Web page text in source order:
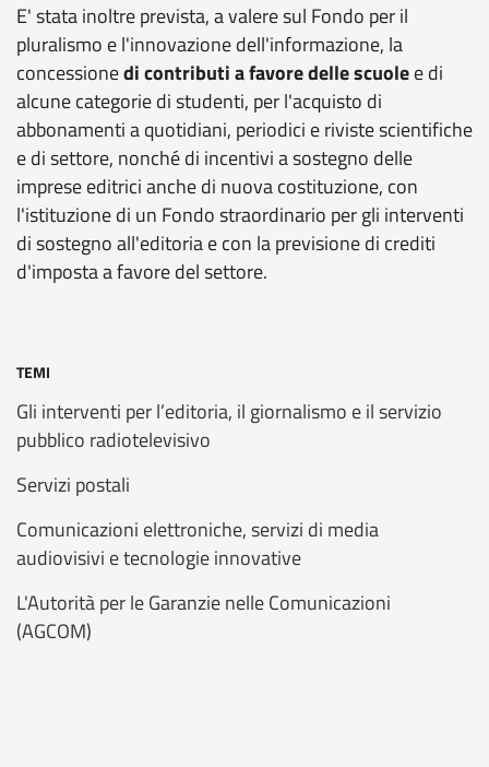
E' stata inoltre prevista, a valere sul Fondo per il
pluralismo e l'innovazione dell'informazione, la
concessionedi contributi a favore delle scuolee di
alcune categorie di studenti, per l'acquisto di
abbonamenti a quotidiani, periodici e riviste scientifiche
e di settore, nonché di incentivi a sostegno delle
imprese editrici anche di nuova costituzione, con
l'istituzione di un Fondo straordinario per gli interventi
di sostegno all'editoria e con la previsione di crediti
d'imposta a favore del settore.
TEMI
Gli interventi per l’editoria, il giornalismo e il servizio
pubblico radiotelevisivo
Servizi postali
Comunicazioni elettroniche, servizi di media
audiovisivi e tecnologie innovative
L'Autorità per le Garanzie nelle Comunicazioni
(AGCOM)